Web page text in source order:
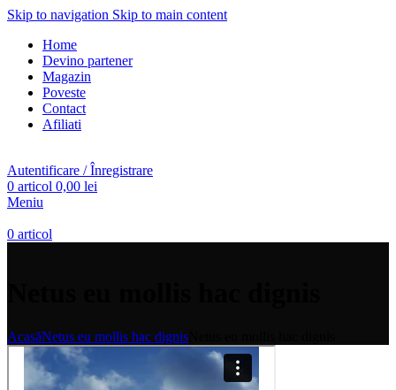
Skip to navigation Skip to main content
Home
Devino partener
Magazin
Poveste
Contact
Afiliati
Autentificare / Înregistrare
0 articol 0,00 lei
Meniu
0 articol
AcasăNetus eu mollis hac dignis